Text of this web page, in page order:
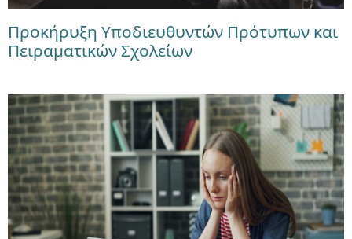
Προκήρυξη Υποδιευθυντών Πρότυπων και
Πειραματικών Σχολείων